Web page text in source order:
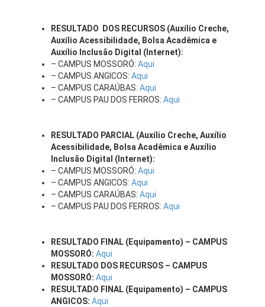
RESULTADO DOS RECURSOS (Auxílio Creche,
Auxílio Acessibilidade, Bolsa Acadêmica e
Auxílio Inclusão Digital (Internet):
– CAMPUS MOSSORÓ: Aqui
– CAMPUS ANGICOS: Aqui
– CAMPUS CARAÚBAS: Aqui
– CAMPUS PAU DOS FERROS: Aqui
RESULTADO PARCIAL (Auxílio Creche, Auxílio
Acessibilidade, Bolsa Acadêmica e Auxílio
Inclusão Digital (Internet):
– CAMPUS MOSSORÓ: Aqui
– CAMPUS ANGICOS: Aqui
– CAMPUS CARAÚBAS: Aqui
– CAMPUS PAU DOS FERROS: Aqui
RESULTADO FINAL (Equipamento) – CAMPUS
MOSSORÓ: Aqui
RESULTADO DOS RECURSOS – CAMPUS
MOSSORÓ: Aqui
RESULTADO FINAL (Equipamento) – CAMPUS
ANGICOS: Aqui